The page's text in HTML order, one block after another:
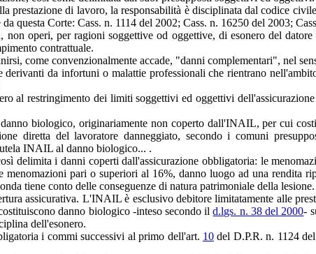
prestazione di lavoro, la responsabilità è disciplinata dal codice
questa Corte: Cass. n. 1114 del 2002; Cass. n. 16250 del 2003;
non operi, per ragioni soggettive od oggettive, di esonero del
contrattuale.
come convenzionalmente accade, "danni complementari", nel
derivanti da infortuni o malattie professionali che rientrano
al restringimento dei limiti soggettivi ed oggettivi
biologico, originariamente non coperto dall'INAIL, per cui
diretta del lavoratore danneggiato, secondo i comuni
INAIL al danno biologico... .
delimita i danni coperti dall'assicurazione obbligatoria: le
pari o superiori al 16%, danno luogo ad una rendita
tiene conto delle conseguenze di natura patrimoniale della lesione.
assicurativa. L'INAIL è esclusivo debitore limitatamente alle
danno biologico -inteso secondo ild.lgs. n. 38 del 2000-
dell'esonero.
i commi successivi al primo dell'art. 10del D.P.R. n. 1124